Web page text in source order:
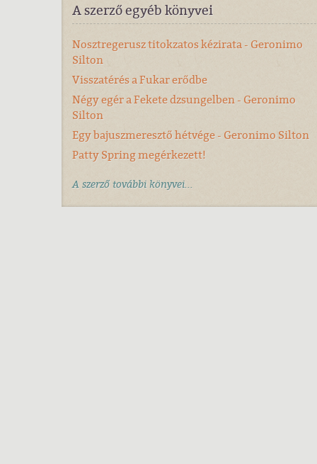
A szerző egyéb könyvei
Nosztregerusz titokzatos kézirata - Geronimo
Silton
Visszatérés a Fukar erődbe
Négy egér a Fekete dzsungelben - Geronimo
Silton
Egy bajuszmeresztő hétvége - Geronimo Silton
Patty Spring megérkezett!
A szerző további könyvei...